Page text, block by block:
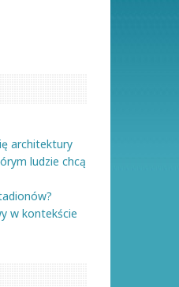
architektury
ludzie chcą
w kontekście